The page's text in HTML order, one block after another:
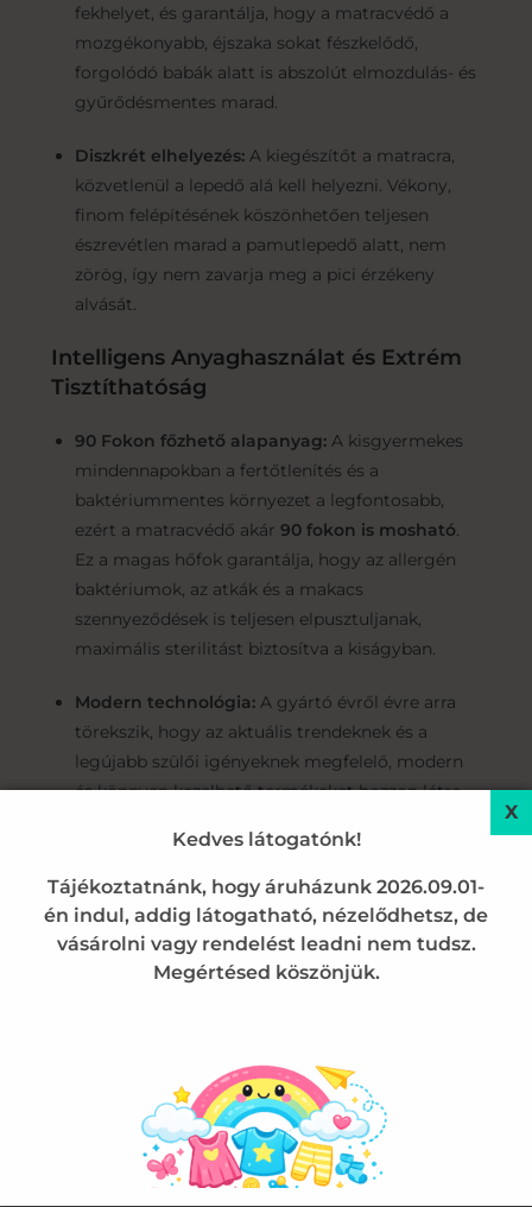
fekhelyet, és garantálja, hogy a matracvédő a
mozgékonyabb, éjszaka sokat fészkelődő,
forgolódó babák alatt is abszolút elmozdulás- és
gyűrődésmentes marad.
Diszkrét elhelyezés:A kiegészítőt a matracra,
közvetlenül a lepedő alá kell helyezni. Vékony,
finom felépítésének köszönhetően teljesen
észrevétlen marad a pamutlepedő alatt, nem
zörög, így nem zavarja meg a pici érzékeny
alvását.
Intelligens Anyaghasználat és Extrém
Tisztíthatóság
90 Fokon főzhető alapanyag:A kisgyermekes
mindennapokban a fertőtlenítés és a
baktériummentes környezet a legfontosabb,
ezért a matracvédő akár 90 fokon is mosható.
Ez a magas hőfok garantálja, hogy az allergén
baktériumok, az atkák és a makacs
szennyeződések is teljesen elpusztuljanak,
maximális sterilitást biztosítva a kiságyban.
Modern technológia:A gyártó évről évre arra
törekszik, hogy az aktuális trendeknek és a
legújabb szülői igényeknek megfelelő, modern
és könnyen kezelhető termékeket hozzon létre,
A Matracvédő Pontos Jellemzői és
Méretei
Ezt a modellt kifejezetten a szabványos,
legelterjedtebb rácsos kiságyak méretéhez
60 x 120 cm (pontosan a szabványos
méretű babamatracok felületére és oldalaira
Elhelyezés:A matracra, a lepedő alá helyezendő.
Kedves látogatónk!
Tájékoztatnánk, hogy áruházunk 2026.09.01-
én indul, addig látogatható, nézelődhetsz, de
vásárolni vagy rendelést leadni nem tudsz.
Megértésed köszönjük.